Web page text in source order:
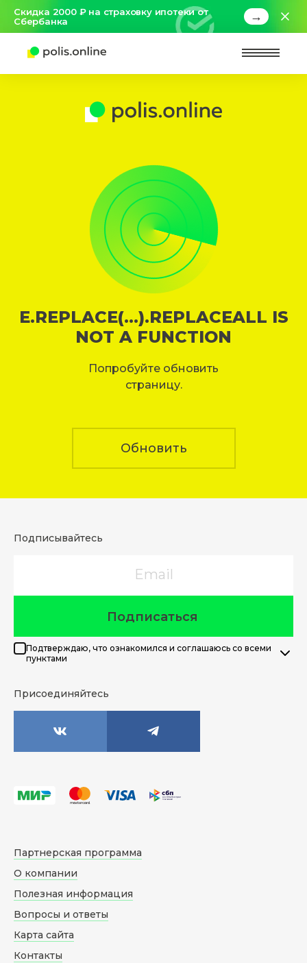
Скидка 2000 ₽ на страховку ипотеки от
Сбербанка
→
E.REPLACE(...).REPLACEALL IS
NOT A FUNCTION
Попробуйте обновить
страницу.
Обновить
Подписывайтесь
Подписаться
Подтверждаю, что ознакомился и соглашаюсь со всеми
пунктами
Присоединяйтесь
Партнерская программа
О компании
Полезная информация
Вопросы и ответы
Карта сайта
Контакты